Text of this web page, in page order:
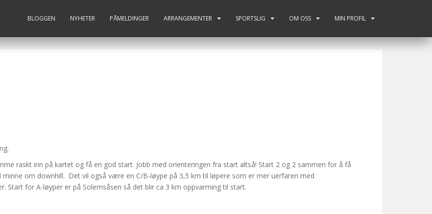
BLOGGEN NYHETER PÅMELDINGER ARRANGEMENTER SPORTSLIG OM OSS MIN PROFIL
raskt inn på kartet og få en god start. Jobb med orienteringen fra start altså! Start 2 og 2 sammen for å få
minne om downhill. Det vil også være en C/B-løype på 3,5 km til løpere som er mer uerfaren med
Start for A-løyper er på Solemsåsen så det blir ca 3 km oppvarming til start.